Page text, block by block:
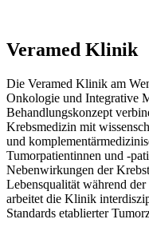
Veramed Klinik
Die Veramed Klinik am
Onkologie und Integrative
Behandlungskonzept
Krebsmedizin mit
und
Tumorpatientinnen und -
Nebenwirkungen der
Lebensqualität während
arbeitet die Klinik
Standards etablierter